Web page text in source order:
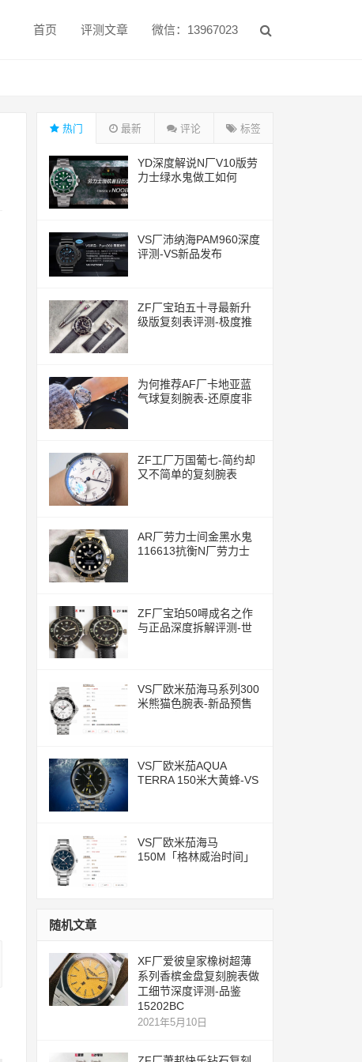
首页 评测文章 微信：13967023
热门 最新 评论 标签
YD深度解说N厂V10版劳
力士绿水鬼做工如何
VS厂沛纳海PAM960深度
评测-VS新品发布
ZF厂宝珀五十寻最新升
级版复刻表评测-极度推
为何推荐AF厂卡地亚蓝
气球复刻腕表-还原度非
ZF工厂万国葡七-简约却
又不简单的复刻腕表
AR厂劳力士间金黑水鬼
116613抗衡N厂劳力士
ZF厂宝珀50噚成名之作
与正品深度拆解评测-世
VS厂欧米茄海马系列300
米熊猫色腕表-新品预售
VS厂欧米茄AQUA
TERRA 150米大黄蜂-VS
VS厂欧米茄海马
150M「格林威治时间」
随机文章
XF厂爱彼皇家橡树超薄
系列香槟金盘复刻腕表做
工细节深度评测-品鉴
15202BC
2021年5月10日